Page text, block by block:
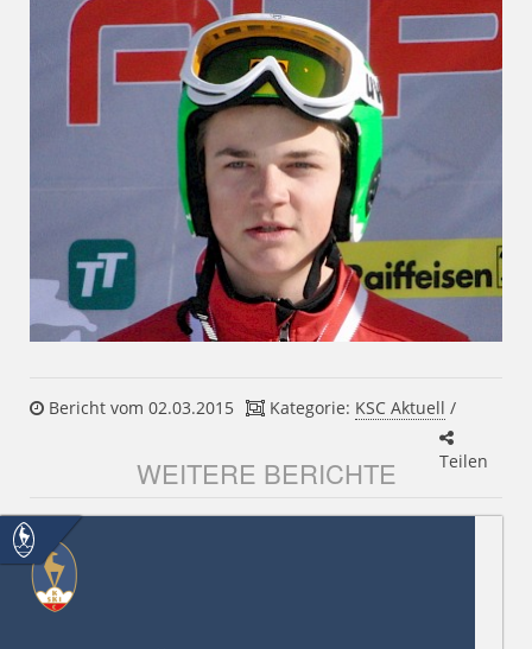
Bericht vom 02.03.2015 Kategorie: KSC Aktuell /
Teilen
WEITERE BERICHTE